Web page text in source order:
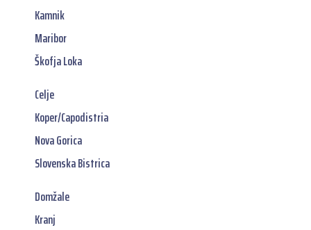
Kamnik
Maribor
Škofja Loka
Celje
Koper/Capodistria
Nova Gorica
Slovenska Bistrica
Domžale
Kranj